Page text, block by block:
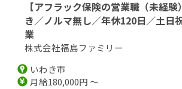
【アフラック保険の営業職（未経
き／ノルマ無し／年休120日／土日
業
株式会社福島ファミリー
いわき市
月給180,000円 ～